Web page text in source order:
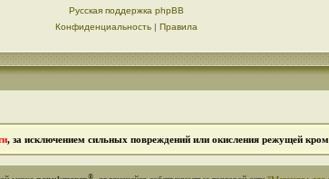
Русская поддержка phpBB
Конфиденциальность| Правила
, за исключением сильных повреждений или окисления режущей
®